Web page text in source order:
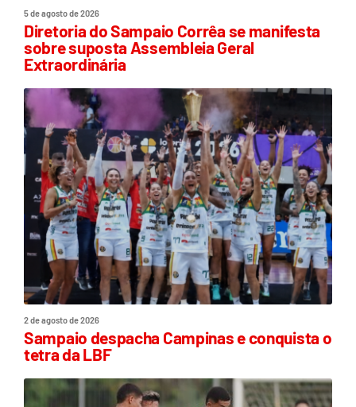
5 de agosto de 2026
Diretoria do Sampaio Corrêa se manifesta
sobre suposta Assembleia Geral
Extraordinária
2 de agosto de 2026
Sampaio despacha Campinas e conquista o
tetra da LBF